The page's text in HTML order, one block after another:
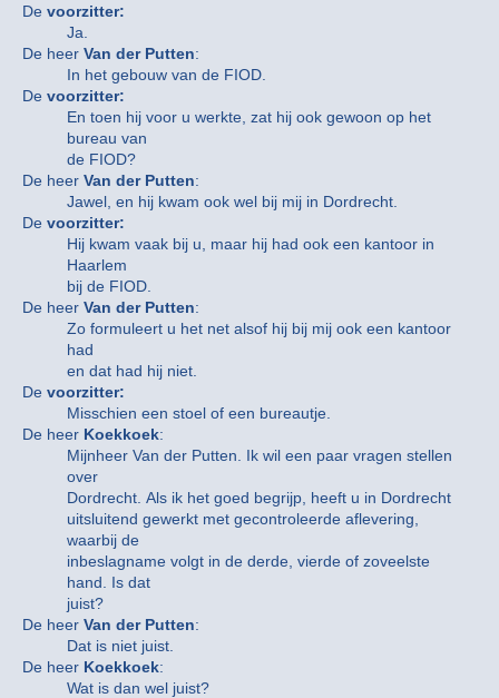
De voorzitter:
Ja.
De heer Van der Putten:
In het gebouw van de FIOD.
De voorzitter:
En toen hij voor u werkte, zat hij ook gewoon op het
bureau van
de FIOD?
De heer Van der Putten:
Jawel, en hij kwam ook wel bij mij in Dordrecht.
De voorzitter:
Hij kwam vaak bij u, maar hij had ook een kantoor in
Haarlem
bij de FIOD.
De heer Van der Putten:
Zo formuleert u het net alsof hij bij mij ook een kantoor
had
en dat had hij niet.
De voorzitter:
Misschien een stoel of een bureautje.
De heer Koekkoek:
Mijnheer Van der Putten. Ik wil een paar vragen stellen
over
Dordrecht. Als ik het goed begrijp, heeft u in Dordrecht
uitsluitend gewerkt met gecontroleerde aflevering,
waarbij de
inbeslagname volgt in de derde, vierde of zoveelste
hand. Is dat
juist?
De heer Van der Putten:
Dat is niet juist.
De heer Koekkoek:
Wat is dan wel juist?